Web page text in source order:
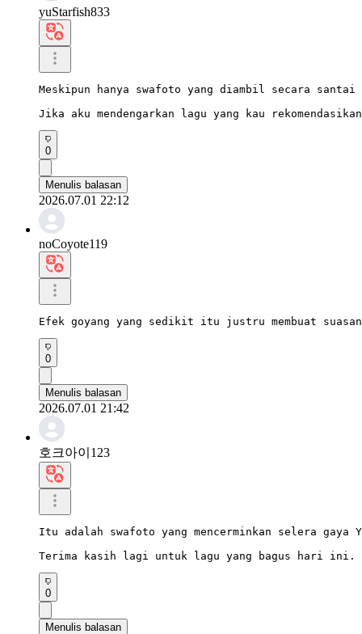
yuStarfish833
Meskipun hanya swafoto yang diambil secara santai
Jika aku mendengarkan lagu yang kau
0
Menulis balasan
2026.07.01 22:12
noCoyote119
Efek goyang yang sedikit itu justru membuat
0
Menulis balasan
2026.07.01 21:42
호크아이123
Itu adalah swafoto yang mencerminkan selera gaya
Terima kasih lagi untuk lagu yang bagus hari ini.
0
Menulis balasan